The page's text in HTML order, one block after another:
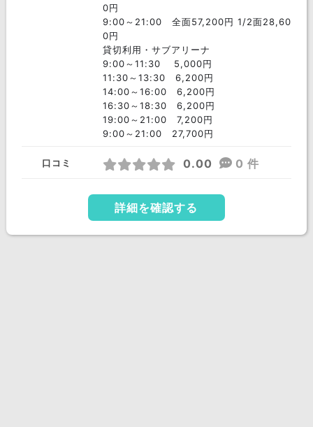
0円
9:00～21:00 全面57,200円 1/2面28,60
0円
貸切利用・サブアリーナ
9:00～11:30 5,000円
11:30～13:30 6,200円
14:00～16:00 6,200円
16:30～18:30 6,200円
19:00～21:00 7,200円
9:00～21:00 27,700円
口コミ 0.00 0 件
詳細を確認する